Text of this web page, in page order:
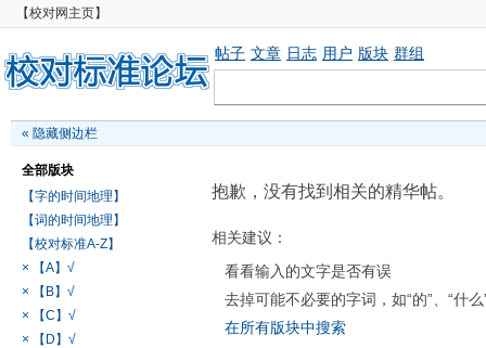
【校对网主页】
帖子 文章 日志 用户 版块 群组
« 隐藏侧边栏
全部版块
【字的时间地理】
【词的时间地理】
【校对标准A-Z】
× 【A】√
× 【B】√
× 【C】√
× 【D】√
抱歉，没有找到相关的精华帖。
相关建议：
看看输入的文字是否有误
去掉可能不必要的字词，如“的”、“什么
在所有版块中搜索